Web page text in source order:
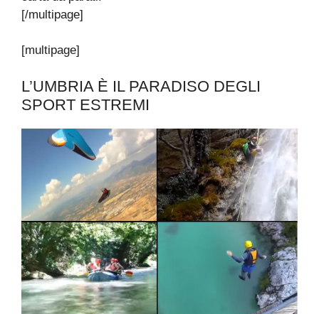
[/multipage]
[multipage]
L’UMBRIA È IL PARADISO DEGLI
SPORT ESTREMI